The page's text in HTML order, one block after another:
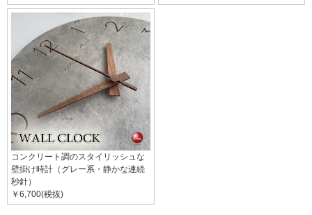
コンクリート調のスタイリッシュな
壁掛け時計（グレー系・静かな連続
秒針）
￥6,700(税抜)